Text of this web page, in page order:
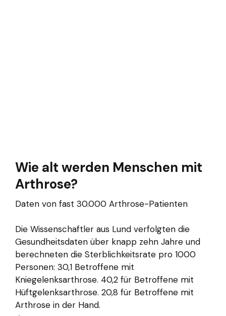
Wie alt werden Menschen mit
Arthrose?
Daten von fast 30.000 Arthrose-Patienten
Die Wissenschaftler aus Lund verfolgten die
Gesundheitsdaten über knapp zehn Jahre und
berechneten die Sterblichkeitsrate pro 1000
Personen: 30,1 Betroffene mit
Kniegelenksarthrose. 40,2 für Betroffene mit
Hüftgelenksarthrose. 20,8 für Betroffene mit
Arthrose in der Hand.